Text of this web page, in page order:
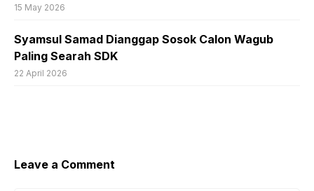
15 May 2026
Syamsul Samad Dianggap Sosok Calon Wagub
Paling Searah SDK
22 April 2026
Leave a Comment